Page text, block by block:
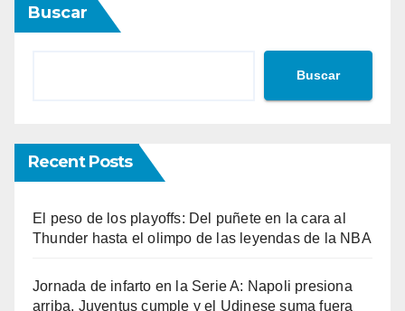
Buscar
Buscar
Recent Posts
El peso de los playoffs: Del puñete en la cara al
Thunder hasta el olimpo de las leyendas de la NBA
Jornada de infarto en la Serie A: Napoli presiona
arriba, Juventus cumple y el Udinese suma fuera